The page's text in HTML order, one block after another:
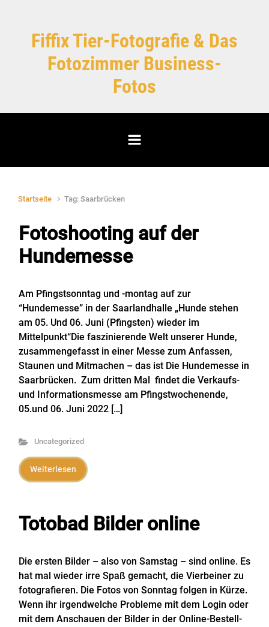
Fiffix Tier-Fotografie & Das
Fotozimmer Business-
Fotos
Startseite Tag: Saarbrücken
Fotoshooting auf der
Hundemesse
Am Pfingstsonntag und -montag auf zur
“Hundemesse” in der Saarlandhalle „Hunde stehen
am 05. Und 06. Juni (Pfingsten) wieder im
Mittelpunkt“Die faszinierende Welt unserer Hunde,
zusammengefasst in einer Messe zum Anfassen,
Staunen und Mitmachen – das ist Die Hundemesse in
Saarbrücken. Zum dritten Mal findet die Verkaufs-
und Informationsmesse am Pfingstwochenende,
05.und 06. Juni 2022 […]
Uncategorized
Weiterlesen
Totobad Bilder online
Die ersten Bilder – also von Samstag – sind online. Es
hat mal wieder irre Spaß gemacht, die Vierbeiner zu
fotografieren. Die Fotos von Sonntag folgen in Kürze.
Wenn ihr irgendwelche Probleme mit dem Login oder
mit dem Anschauen der Bilder in der Online-Bestell-